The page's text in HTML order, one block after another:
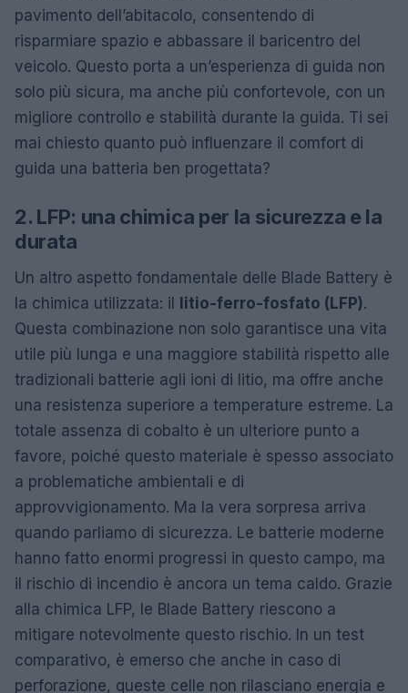
pavimento dell’abitacolo, consentendo di
risparmiare spazio e abbassare il baricentro del
veicolo. Questo porta a un’esperienza di guida non
solo più sicura, ma anche più confortevole, con un
migliore controllo e stabilità durante la guida. Ti sei
mai chiesto quanto può influenzare il comfort di
guida una batteria ben progettata?
2. LFP: una chimica per la sicurezza e la
durata
Un altro aspetto fondamentale delle Blade Battery è
la chimica utilizzata: il litio-ferro-fosfato (LFP).
Questa combinazione non solo garantisce una vita
utile più lunga e una maggiore stabilità rispetto alle
tradizionali batterie agli ioni di litio, ma offre anche
una resistenza superiore a temperature estreme. La
totale assenza di cobalto è un ulteriore punto a
favore, poiché questo materiale è spesso associato
a problematiche ambientali e di
approvvigionamento. Ma la vera sorpresa arriva
quando parliamo di sicurezza. Le batterie moderne
hanno fatto enormi progressi in questo campo, ma
il rischio di incendio è ancora un tema caldo. Grazie
alla chimica LFP, le Blade Battery riescono a
mitigare notevolmente questo rischio. In un test
comparativo, è emerso che anche in caso di
perforazione, queste celle non rilasciano energia e